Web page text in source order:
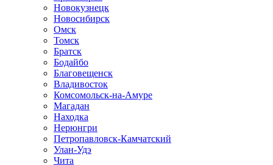
Новокузнецк
Новосибирск
Омск
Томск
Братск
Бодайбо
Благовещенск
Владивосток
Комсомольск-на-Амуре
Магадан
Находка
Нерюнгри
Петропавловск-Камчатский
Улан-Удэ
Чита